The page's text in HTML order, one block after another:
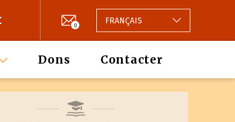
0 FRANÇAIS
Dons Contacter